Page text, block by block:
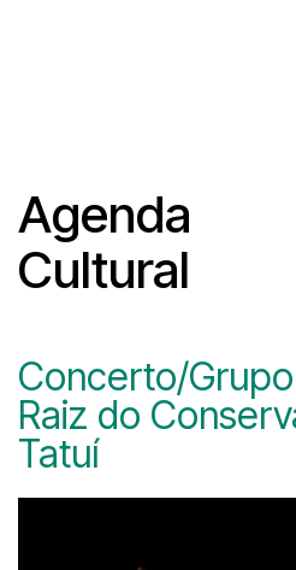
Agenda
Cultural
Concerto/
Raiz do
Tatuí